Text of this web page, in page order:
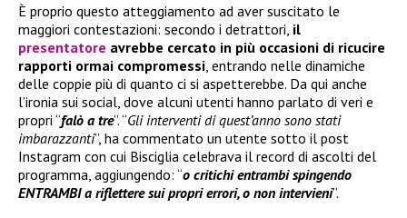
È proprio questo atteggiamento ad aver suscitato le
maggiori contestazioni: secondo i detrattori, il
presentatore avrebbe cercato in più occasioni di ricucire
rapporti ormai compromessi , entrando nelle dinamiche
delle coppie più di quanto ci si aspetterebbe. Da qui anche
l’ironia sui social, dove alcuni utenti hanno parlato di veri e
propri “falò a tre”. “Gli interventi di quest’anno sono stati
imbarazzanti”, ha commentato un utente sotto il post
Instagram con cui Bisciglia celebrava il record di ascolti del
programma, aggiungendo: “o critichi entrambi spingendo
ENTRAMBI a riflettere sui propri errori, o non intervieni”.